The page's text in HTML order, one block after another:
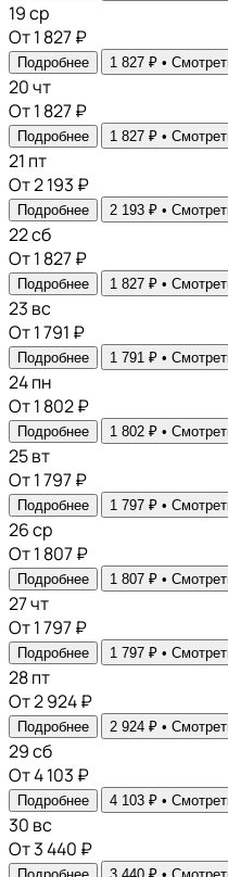
19ср
От 1 827 ₽
Подробнее 1 827 ₽ •
20чт
От 1 827 ₽
Подробнее 1 827 ₽ •
21 пт
От 2 193 ₽
Подробнее 2 193 ₽ •
22сб
От 1 827 ₽
Подробнее 1 827 ₽ •
23 вс
От 1 791 ₽
Подробнее 1 791 ₽ •
24пн
От 1 802 ₽
Подробнее 1 802 ₽ •
25вт
От 1 797 ₽
Подробнее 1 797 ₽ •
26ср
От 1 807 ₽
Подробнее 1 807 ₽ •
27чт
От 1 797 ₽
Подробнее 1 797 ₽ •
28пт
От 2 924 ₽
Подробнее 2 924 ₽ •
29сб
От 4 103 ₽
Подробнее 4 103 ₽ •
30 вс
От 3 440 ₽